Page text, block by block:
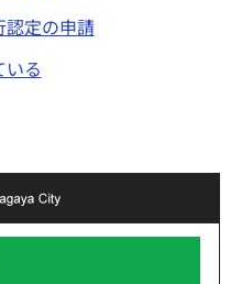
定の申請
る